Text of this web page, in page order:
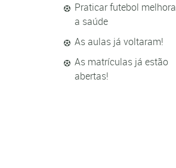
Praticar futebol melhora
a saúde
As aulas já voltaram!
As matrículas já estão
abertas!